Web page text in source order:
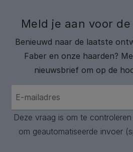
Meld je aan voor
Benieuwd naar de laatste
Faber en onze haarden?
nieuwsbrief om op de
Deze vraag is om te
om geautomatiseerde invoer